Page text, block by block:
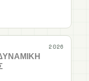
2026
ΔΥΝΑΜΙΚΉ